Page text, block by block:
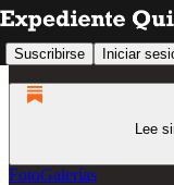
Suscribirse Iniciar
Lee
FotoGalerías